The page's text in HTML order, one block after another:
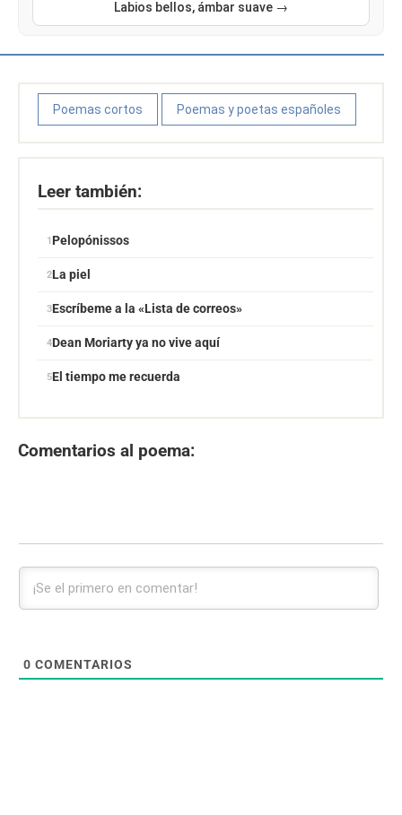
Labios bellos, ámbar suave →
Poemas cortos Poemas y poetas españoles
Leer también:
Pelopónissos
La piel
Escríbeme a la «Lista de correos»
Dean Moriarty ya no vive aquí
El tiempo me recuerda
Comentarios al poema:
0 COMENTARIOS